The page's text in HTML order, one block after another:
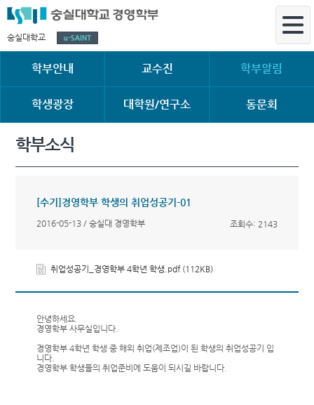
숭실대학교
학부안내 교수진 학부알림
학생광장 대학원/연구소 동문회
학부소식
[수기]경영학부 학생의 취업성공기-01
2016-05-13 / 숭실대 경영학부 조회수: 2143
취업성공기_경영학부 4학년 학생.pdf (112KB)
안녕하세요.
경영학부 사무실입니다.
경영학부 4학년 학생 중 해외 취업(제조업)이 된 학생의 취업성공기 입
니다.
경영학부 학생들의 취업준비에 도움이 되시길 바랍니다.